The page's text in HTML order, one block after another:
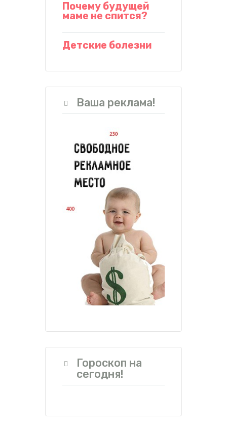
Почему будущей
маме не спится?
Детские болезни
Ваша реклама!
Гороскоп на
сегодня!